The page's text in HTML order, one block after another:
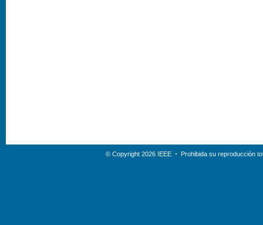
© Copyright 2026 IEEE Prohibida su reproducción